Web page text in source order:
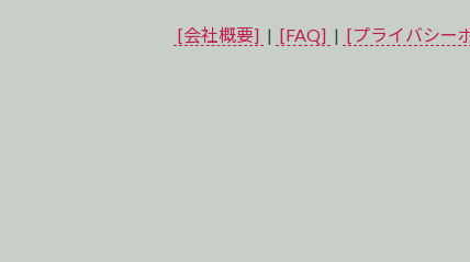
イ
[会社概要] | [FAQ] | [プライバシー